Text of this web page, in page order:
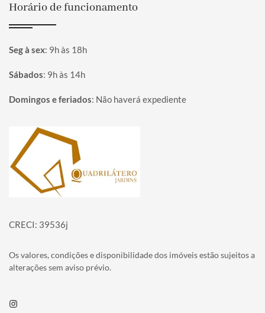
Horário de funcionamento
Seg à sex: 9h às 18h
Sábados: 9h às 14h
Domingos e feriados: Não haverá expediente
Página inicial
CRECI: 39536j
Os valores, condições e disponibilidade dos imóveis estão sujeitos a
alterações sem aviso prévio.
Instagram